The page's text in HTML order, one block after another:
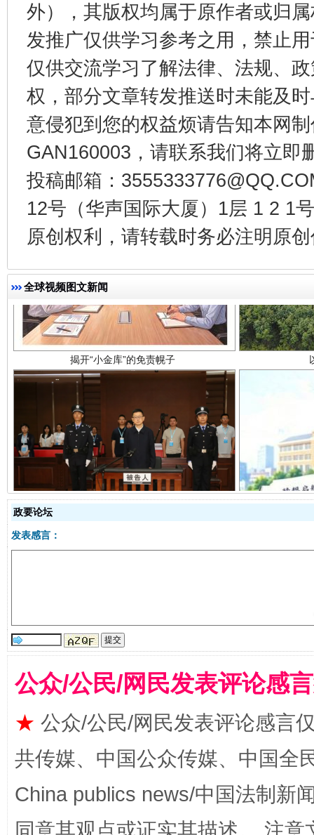
外），其版权均属于原作者或归
发推广仅供学习参考之用，禁止
仅供交流学习了解法律、法规、
权，部分文章转发推送时未能及
意侵犯到您的权益烦请告知本网
GAN160003，请联系我们将立即
投稿邮箱：
12号（华声国际大厦）1层 1 2 1
原创权利，请转载时务必注明原
全球视频图文新闻
千年窑火 生生不息 一
受贿1.44亿！段成刚被判无期 从幼
全民健身五年计划来了！等你上场
政要论坛
发表感言：
公众/公民/网民发表评论感
★ 公众/公民/网民发表评论感言
共传媒、中国公众传媒、中国全
China publics news/中国法制新
同意其观点或证实其描述。 注